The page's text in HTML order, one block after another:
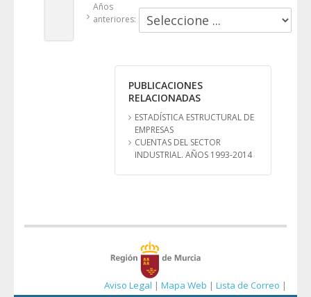
Años
anteriores:
PUBLICACIONES
RELACIONADAS
ESTADÍSTICA ESTRUCTURAL DE
EMPRESAS
CUENTAS DEL SECTOR
INDUSTRIAL. AÑOS 1993-2014
Aviso Legal | Mapa Web | Lista de Correo |